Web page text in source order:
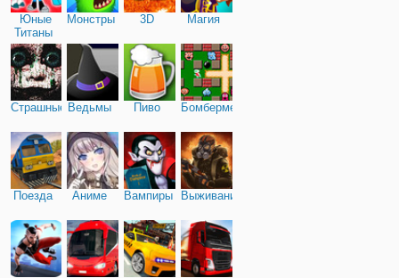
Юные
Титаны
Монстры 3D Магия
Страшные Ведьмы Пиво Бомбермен
Поезда Аниме Вампиры Выживание